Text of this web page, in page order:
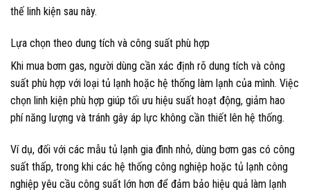
thế linh kiện sau này.
Lựa chọn theo dung tích và công suất phù hợp
Khi mua bơm gas, người dùng cần xác định rõ dung tích và công
suất phù hợp với loại tủ lạnh hoặc hệ thống làm lạnh của mình. Việc
chọn linh kiện phù hợp giúp tối ưu hiệu suất hoạt động, giảm hao
phí năng lượng và tránh gây áp lực không cần thiết lên hệ thống.
Ví dụ, đối với các mẫu tủ lạnh gia đình nhỏ, dùng bơm gas có công
suất thấp, trong khi các hệ thống công nghiệp hoặc tủ lạnh công
nghiệp yêu cầu công suất lớn hơn để đảm bảo hiệu quả làm lạnh